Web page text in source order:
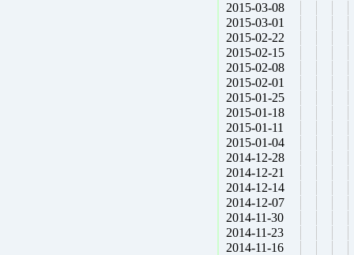
2015-03-08
2015-03-01
2015-02-22
2015-02-15
2015-02-08
2015-02-01
2015-01-25
2015-01-18
2015-01-11
2015-01-04
2014-12-28
2014-12-21
2014-12-14
2014-12-07
2014-11-30
2014-11-23
2014-11-16